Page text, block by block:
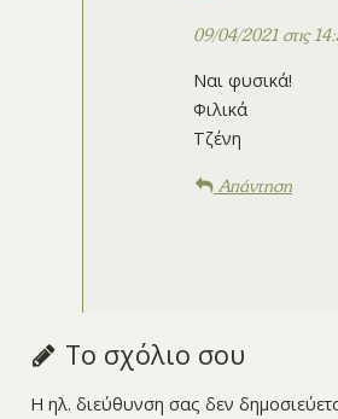
09/04/2021 στις
Ναι φυσικά!
Φιλικά
Τζένη
Απάντηση
Το σχόλιο σου
Η ηλ. διεύθυνση σας δεν